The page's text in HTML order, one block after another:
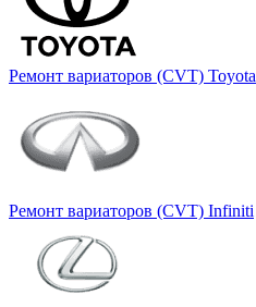
Ремонт вариаторов (CVT) Toyota
Ремонт вариаторов (CVT) Infiniti